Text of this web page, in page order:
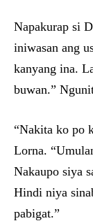
Napakurap si
iniwasan ang
kanyang ina.
buwan.”
“Nakita ko po
Lorna.
Nakaupo siya
Hindi niya
pabigat.”